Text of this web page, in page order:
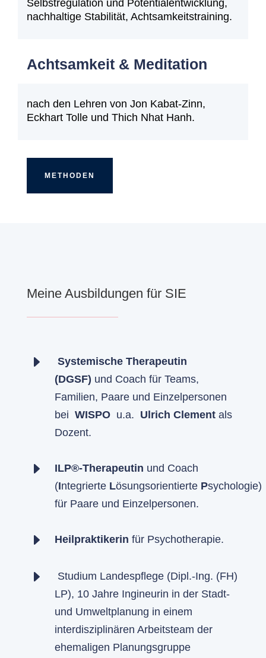
Selbstregulation und Potentialentwicklung,
nachhaltige Stabilität, Achtsamkeitstraining.
Achtsamkeit & Meditation
nach den Lehren von Jon Kabat-Zinn,
Eckhart Tolle und Thich Nhat Hanh.
METHODEN
Meine Ausbildungen für SIE
E
Systemische Therapeutin
(DGSF) und Coach für Teams,
Familien, Paare und Einzelpersonen
bei WISPOu.a. Ulrich Clementals
Dozent.
E ILP®-Therapeutin und Coach
(Integrierte Lösungsorientierte Psychologie)
für Paare und Einzelpersonen.
E Heilpraktikerin für Psychotherapie.
E
Studium Landespflege (Dipl.-Ing. (FH)
LP), 10 Jahre Ingineurin in der Stadt-
und Umweltplanung in einem
interdisziplinären Arbeitsteam der
ehemaligen Planungsgruppe